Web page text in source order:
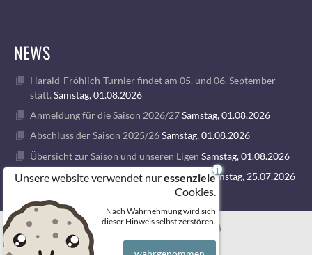
NEWS
Harald-Fröhlich-Turnier findet am 05. und 06. September
statt. Samstag, 01.08.2026
Anmeldung für die Saison 2026/27Samstag, 01.08.2026
Abschluss der Saison 2025/26Samstag, 01.08.2026
Übersicht zur Saison und unseren Ligen Samstag, 01.08.2026
1. VOLLEY GODS SUMMER CAMP 2026 Samstag, 25.07.2026
© 2026 FREIZEITVOLLEYBALL BERLIN
Unsere website verwendet nuressenziele
Cookies.
Nach Wahrnehmung wird sich
dieser Hinweis selbst zerstören.
i